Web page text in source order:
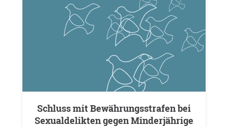
Schluss mit Bewährungsstrafen bei
Sexualdelikten gegen Minderjährige